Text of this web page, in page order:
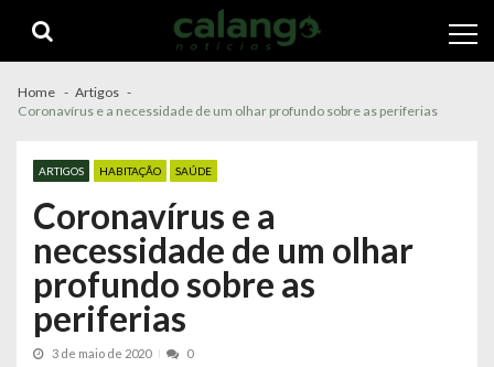
navigation
content
Home
Artigos
Coronavírus e a necessidade de um olhar profundo sobre as periferias
ARTIGOS HABITAÇÃO SAÚDE
Coronavírus e a
necessidade de um olhar
profundo sobre as
periferias
3 de maio de 2020 0